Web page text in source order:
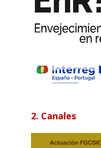
2. Canales